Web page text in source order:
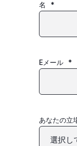
名 *
Eメール *
あなたの立